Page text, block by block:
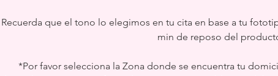
Recuerda que el tono lo elegimos en tu cita en base a tu
min de reposo del
*Por favor selecciona la Zona donde se encuentra tu